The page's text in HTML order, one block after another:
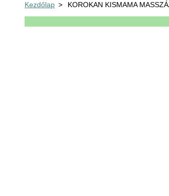
Kezdőlap > KOROKAN KISMAMA